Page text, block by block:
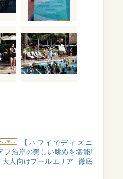
ホテル
【ハワイでディズニ
フ沿岸の美しい眺めを堪能!
大人向けプールエリア” 徹底